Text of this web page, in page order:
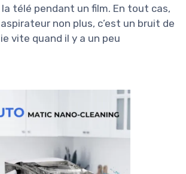
télé pendant un film. En tout cas,
non plus, c’est un bruit de
vite quand il y a un peu